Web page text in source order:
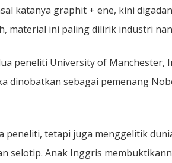
katanya graphit + ene, kini
material ini paling dilirik industri
peneliti University of Manchester,
dinobatkan sebagai pemenang
peneliti, tetapi juga menggelitik
selotip. Anak Inggris